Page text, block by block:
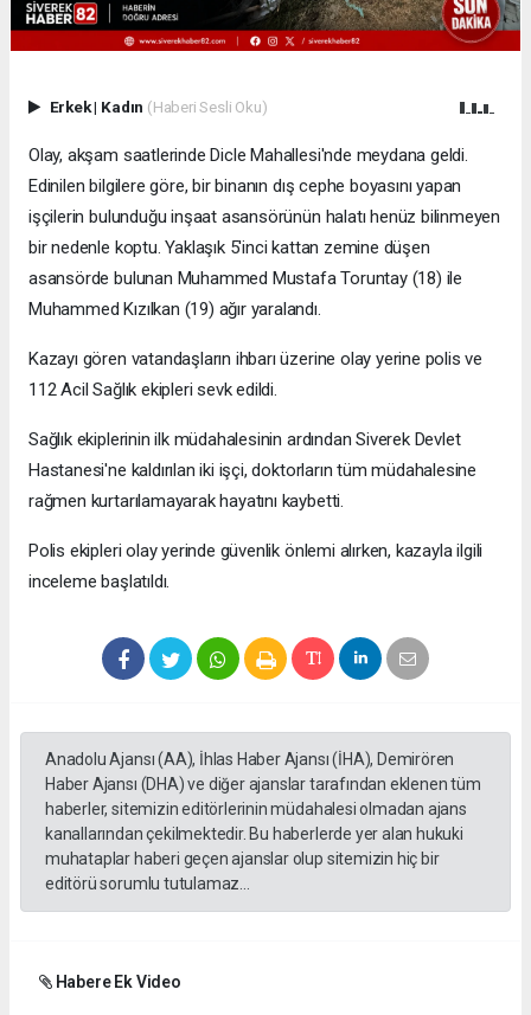
Erkek| Kadın (Haberi Sesli Oku)
Olay, akşam saatlerinde Dicle Mahallesi'nde meydana geldi.
Edinilen bilgilere göre, bir binanın dış cephe boyasını yapan
işçilerin bulunduğu inşaat asansörünün halatı henüz bilinmeyen
bir nedenle koptu. Yaklaşık 5'inci kattan zemine düşen
asansörde bulunan Muhammed Mustafa Toruntay (18) ile
Muhammed Kızılkan (19) ağır yaralandı.
Kazayı gören vatandaşların ihbarı üzerine olay yerine polis ve
112 Acil Sağlık ekipleri sevk edildi.
Sağlık ekiplerinin ilk müdahalesinin ardından Siverek Devlet
Hastanesi'ne kaldırılan iki işçi, doktorların tüm müdahalesine
rağmen kurtarılamayarak hayatını kaybetti.
Polis ekipleri olay yerinde güvenlik önlemi alırken, kazayla ilgili
inceleme başlatıldı.
Anadolu Ajansı (AA), İhlas Haber Ajansı (İHA), Demirören
Haber Ajansı (DHA) ve diğer ajanslar tarafından eklenen tüm
haberler, sitemizin editörlerinin müdahalesi olmadan ajans
kanallarından çekilmektedir. Bu haberlerde yer alan hukuki
muhataplar haberi geçen ajanslar olup sitemizin hiç bir
editörü sorumlu tutulamaz...
Habere Ek Video